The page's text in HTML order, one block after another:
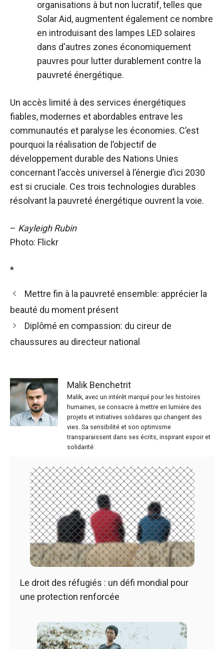
organisations à but non lucratif, telles que
Solar Aid, augmentent également ce nombre
en introduisant des lampes LED solaires
dans d'autres zones économiquement
pauvres pour lutter durablement contre la
pauvreté énergétique.
Un accès limité à des services énergétiques
fiables, modernes et abordables entrave les
communautés et paralyse les économies. C’est
pourquoi la réalisation de l’objectif de
développement durable des Nations Unies
concernant l’accès universel à l’énergie d’ici 2030
est si cruciale. Ces trois technologies durables
résolvant la pauvreté énergétique ouvrent la voie.
– Kayleigh Rubin
Photo: Flickr
*
Mettre fin à la pauvreté ensemble: apprécier la
beauté du moment présent
Diplômé en compassion: du cireur de
chaussures au directeur national
Malik Benchetrit
Malik, avec un intérêt marqué pour les histoires
humaines, se consacre à mettre en lumière des
projets et initiatives solidaires qui changent des
vies. Sa sensibilité et son optimisme
transparaissent dans ses écrits, inspirant espoir et
solidarité.
Le droit des réfugiés : un défi mondial pour
une protection renforcée